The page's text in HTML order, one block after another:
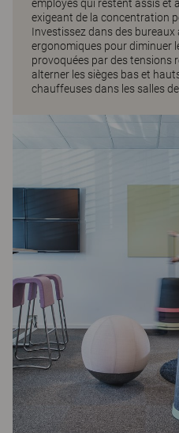
employés qui restent assis et
exigeant de la concentration
Investissez dans des
ergonomiques pour diminuer
provoquées par des tensions
alterner les sièges bas et
chauffeuses dans les salles